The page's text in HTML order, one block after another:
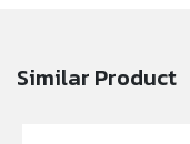
gifts for kids
Similar Product